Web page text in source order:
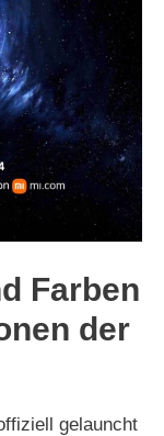
Farben
der
gelauncht